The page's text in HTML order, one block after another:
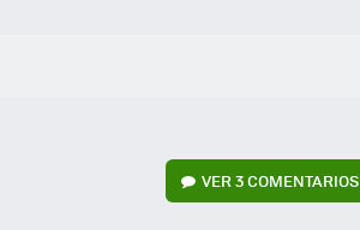
VER3 COMENTARIOS